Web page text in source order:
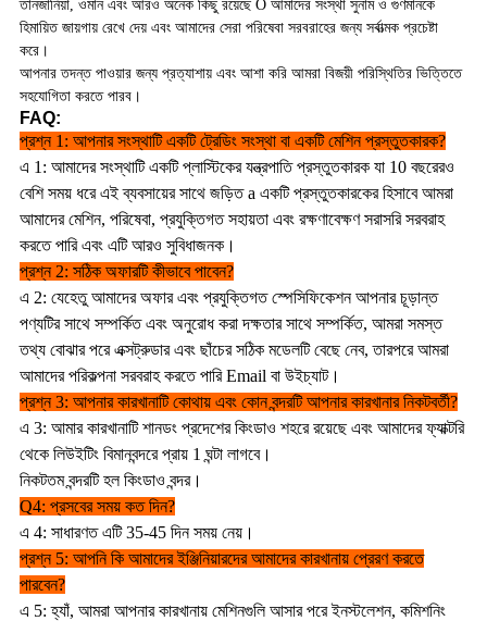
তানজানিয়া, ওমান এবং আরও অনেক কিছু রয়েছে O আমাদের সংস্থা সুনাম ও গুণমানকে
হিমায়িত জায়গায় রেখে দেয় এবং আমাদের সেরা পরিষেবা সরবরাহের জন্য সর্বাত্মক প্রচেষ্টা
করে।
আপনার তদন্ত পাওয়ার জন্য প্রত্যাশায় এবং আশা করি আমরা বিজয়ী পরিস্থিতির ভিত্তিতে
সহযোগিতা করতে পারব।
FAQ:
প্রশ্ন 1: আপনার সংস্থাটি একটি ট্রেডিং সংস্থা বা একটি মেশিন প্রস্তুতকারক?
এ 1: আমাদের সংস্থাটি একটি প্লাস্টিকের যন্ত্রপাতি প্রস্তুতকারক যা 10 বছরেরও
বেশি সময় ধরে এই ব্যবসায়ের সাথে জড়িত a একটি প্রস্তুতকারকের হিসাবে আমরা
আমাদের মেশিন, পরিষেবা, প্রযুক্তিগত সহায়তা এবং রক্ষণাবেক্ষণ সরাসরি সরবরাহ
করতে পারি এবং এটি আরও সুবিধাজনক।
প্রশ্ন 2: সঠিক অফারটি কীভাবে পাবেন?
এ 2: যেহেতু আমাদের অফার এবং প্রযুক্তিগত স্পেসিফিকেশন আপনার চূড়ান্ত
পণ্যটির সাথে সম্পর্কিত এবং অনুরোধ করা দক্ষতার সাথে সম্পর্কিত, আমরা সমস্ত
তথ্য বোঝার পরে এক্সট্রুডার এবং ছাঁচের সঠিক মডেলটি বেছে নেব, তারপরে আমরা
আমাদের পরিকল্পনা সরবরাহ করতে পারি Email বা উইচ্যাট।
প্রশ্ন 3: আপনার কারখানাটি কোথায় এবং কোন বন্দরটি আপনার কারখানার নিকটবর্তী?
এ 3: আমার কারখানাটি শানডং প্রদেশের কিংডাও শহরে রয়েছে এবং আমাদের ফ্যাক্টরি
থেকে লিউইটিং বিমানবন্দরে প্রায় 1 ঘন্টা লাগবে।
নিকটতম বন্দরটি হল কিংডাও বন্দর।
Q4: প্রসবের সময় কত দিন?
এ 4: সাধারণত এটি 35-45 দিন সময় নেয়।
প্রশ্ন 5: আপনি কি আমাদের ইঞ্জিনিয়ারদের আমাদের কারখানায় প্রেরণ করতে
পারবেন?
এ 5: হ্যাঁ, আমরা আপনার কারখানায় মেশিনগুলি আসার পরে ইনস্টলেশন, কমিশনিং